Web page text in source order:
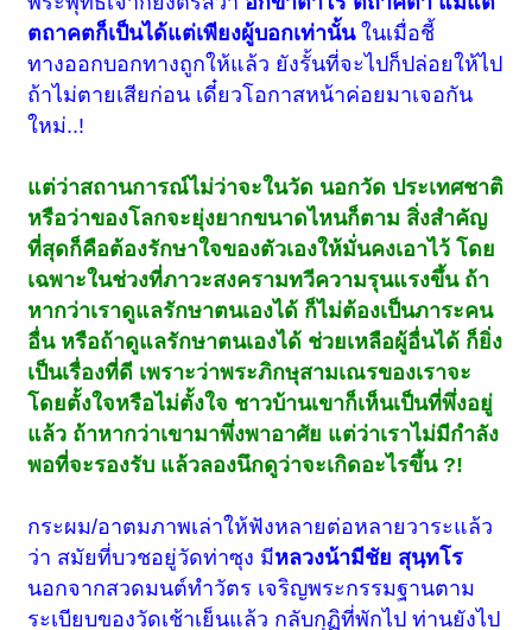
ตถาคตก็เป็นได้แต่เพียงผู้บอกเท่านั้นในเมื่อชี้
ทางออกบอกทางถูกให้แล้ว ยังรั้นที่จะไปก็ปล่อยให้ไป
ถ้าไม่ตายเสียก่อน เดี๋ยวโอกาสหน้าค่อยมาเจอกัน
ใหม่..!
แต่ว่าสถานการณ์ไม่ว่าจะในวัด นอกวัด ประเทศชาติ
หรือว่าของโลกจะยุ่งยากขนาดไหนก็ตาม สิ่งสำคัญ
ที่สุดก็คือต้องรักษาใจของตัวเองให้มั่นคงเอาไว้ โดย
เฉพาะในช่วงที่ภาวะสงครามทวีความรุนแรงขึ้น ถ้า
หากว่าเราดูแลรักษาตนเองได้ ก็ไม่ต้องเป็นภาระคน
อื่น หรือถ้าดูแลรักษาตนเองได้ ช่วยเหลือผู้อื่นได้ ก็ยิ่ง
เป็นเรื่องที่ดี เพราะว่าพระภิกษุสามเณรของเราจะ
โดยตั้งใจหรือไม่ตั้งใจ ชาวบ้านเขาก็เห็นเป็นที่พึ่งอยู่
แล้ว ถ้าหากว่าเขามาพึ่งพาอาศัย แต่ว่าเราไม่มีกำลัง
พอที่จะรองรับ แล้วลองนึกดูว่าจะเกิดอะไรขึ้น ?!
กระผม/อาตมภาพเล่าให้ฟังหลายต่อหลายวาระแล้ว
ว่า สมัยที่บวชอยู่วัดท่าซุง มีหลวงน้ามีชัย สุนฺทโร
นอกจากสวดมนต์ทำวัตร เจริญพระกรรมฐานตาม
ระเบียบของวัดเช้าเย็นแล้ว กลับกุฏิที่พักไป ท่านยังไป